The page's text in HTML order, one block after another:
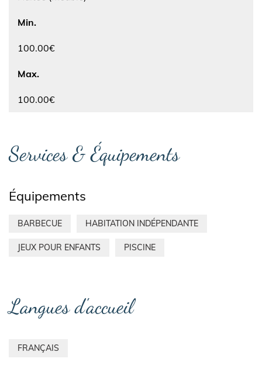
Min.
100.00€
Max.
100.00€
Services & Équipements
Équipements
BARBECUE HABITATION INDÉPENDANTE
JEUX POUR ENFANTS PISCINE
Langues d'accueil
FRANÇAIS